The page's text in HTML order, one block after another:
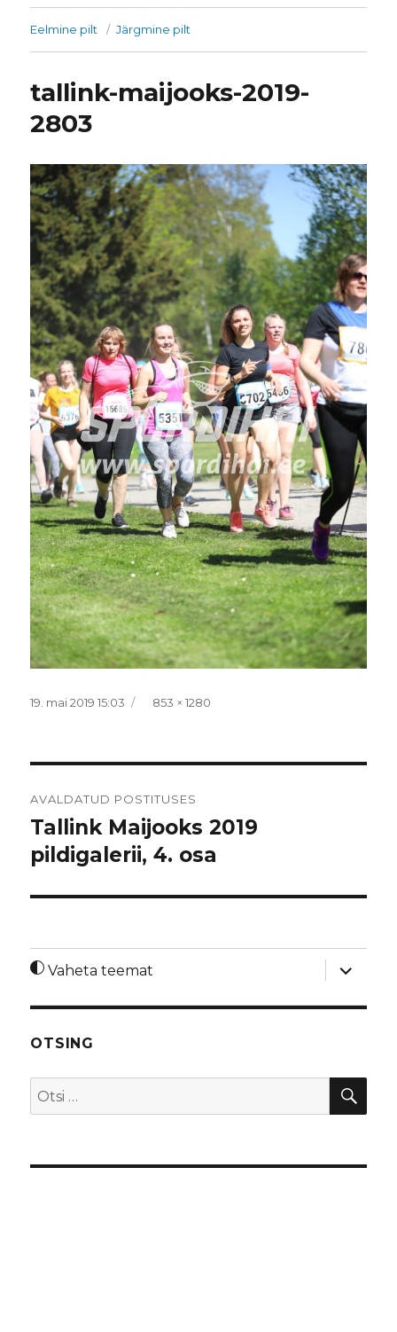
Eelmine pilt Järgmine pilt
tallink-maijooks-2019-
2803
Postitatud
19. mai 2019 15:03 Täissuurus
853 × 1280
AVALDATUD POSTITUSES
Tallink Maijooks 2019
pildigalerii, 4. osa
Vaheta teemat
laienda
OTSING
Otsi: